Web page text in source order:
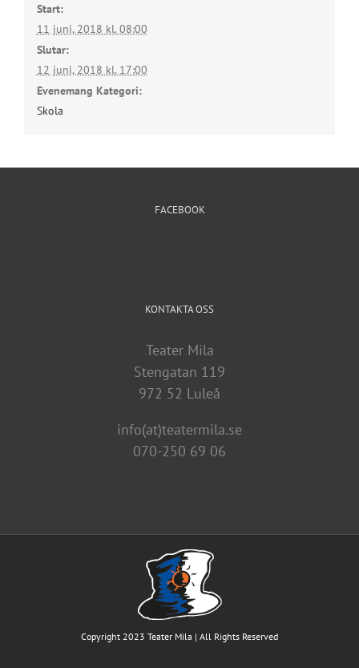
Start:
11 juni, 2018 kl. 08:00
Slutar:
12 juni, 2018 kl. 17:00
Evenemang Kategori:
Skola
FACEBOOK
KONTAKTA OSS
Teater Mila
Stengatan 119
972 52 Luleå
info(at)teatermila.se
070-250 69 06
Copyright 2023 Teater Mila | All Rights Reserved